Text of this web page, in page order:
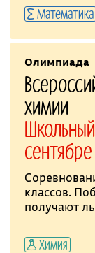
Математика
Олимпиада
химии
сентябре
классов.
получают
Химия